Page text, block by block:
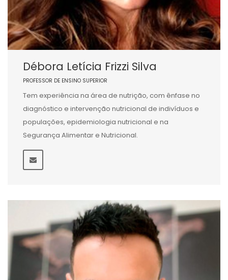
Débora Letícia Frizzi Silva
PROFESSOR DE ENSINO SUPERIOR
Tem experiência na área de nutrição, com ênfase no
diagnóstico e intervenção nutricional de indivíduos e
populações, epidemiologia nutricional e na
Segurança Alimentar e Nutricional.